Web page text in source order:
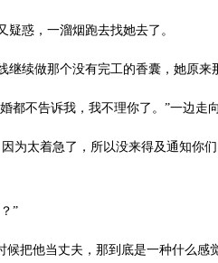
惑，一溜烟跑去找她去了。
做那个没有完工的香囊，她原来
不告诉我，我不理你了。”一边走
着急了，所以没来得及通知你们
”
他当丈夫，那到底是一种什么感觉